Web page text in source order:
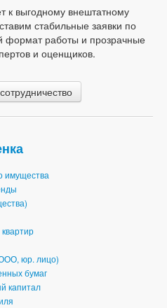
выгодному внештатному
стабильные заявки по
работы и прозрачные
и оценщиков.
имущества
юр. лицо)
бумаг
капитал